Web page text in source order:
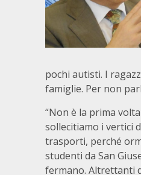
pochi autisti. I
famiglie. Per non
“Non è la prima
sollecitiamo i vertici
trasporti, perché
studenti da San
fermano. Altrettanti